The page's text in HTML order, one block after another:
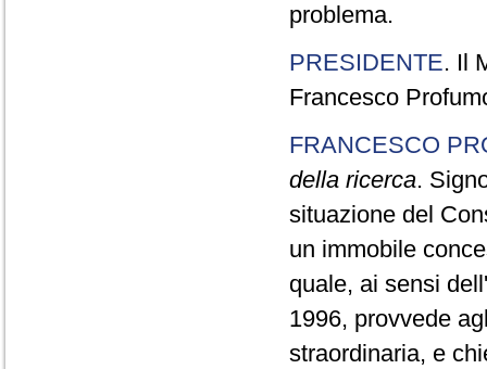
problema.
PRESIDENTE. Il
Francesco
FRANCESCO
della ricerca.
situazione del
un immobile
quale, ai sensi
1996, provvede
straordinaria, e